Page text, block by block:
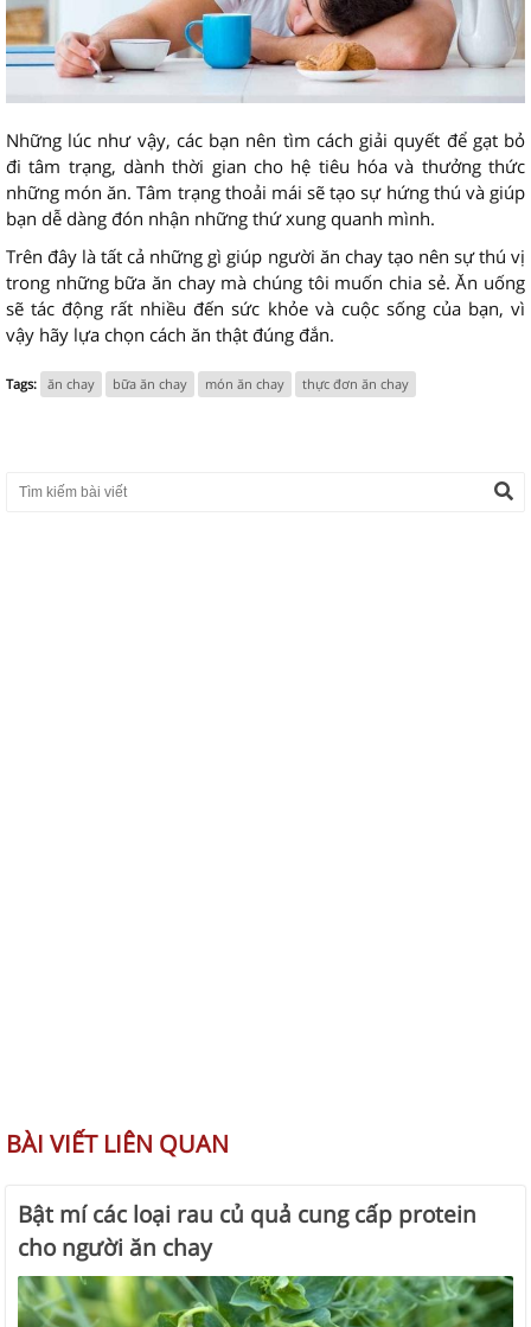
Những lúc như vậy, các bạn nên tìm cách giải quyết để gạt bỏ
đi tâm trạng, dành thời gian cho hệ tiêu hóa và thưởng thức
những món ăn. Tâm trạng thoải mái sẽ tạo sự hứng thú và giúp
bạn dễ dàng đón nhận những thứ xung quanh mình.
Trên đây là tất cả những gì giúp người ăn chay tạo nên sự thú vị
trong những bữa ăn chay mà chúng tôi muốn chia sẻ. Ăn uống
sẽ tác động rất nhiều đến sức khỏe và cuộc sống của bạn, vì
vậy hãy lựa chọn cách ăn thật đúng đắn.
Tags: ăn chay bữa ăn chay món ăn chay thực đơn ăn chay
BÀI VIẾT LIÊN QUAN
Bật mí các loại rau củ quả cung cấp protein
cho người ăn chay